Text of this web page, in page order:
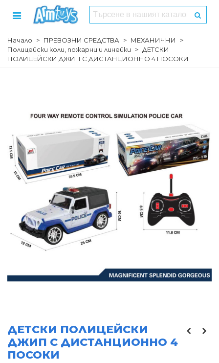
Начало > ПРЕВОЗНИ СРЕДСТВА > МЕХАНИЧНИ
>
Полицейски коли, пожарни и линейки
> ДЕТСКИ
ПОЛИЦЕЙСКИ ДЖИП С ДИСТАНЦИОННО 4 ПОСОКИ
ДЕТСКИ ПОЛИЦЕЙСКИ
ДЖИП С ДИСТАНЦИОННО 4
ПОСОКИ